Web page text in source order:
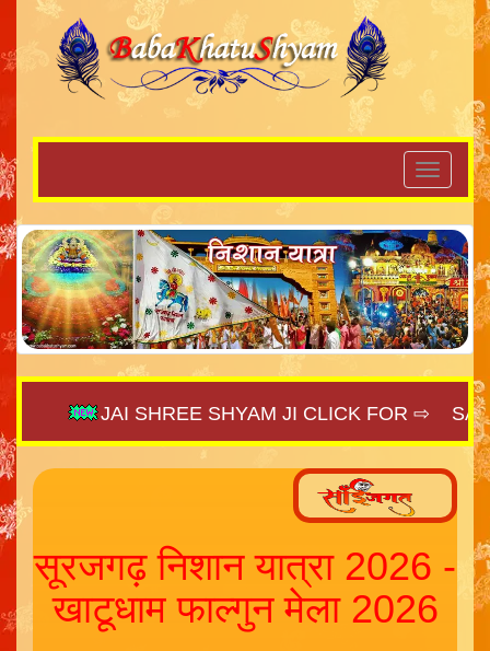
JAI SHREE SHYAM JI CLICK FOR ⇨
सूरजगढ़ निशान यात्रा 2026 -
खाटूधाम फाल्गुन मेला 2026